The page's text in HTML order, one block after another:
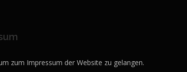
zum Impressum der Website zu gelangen.